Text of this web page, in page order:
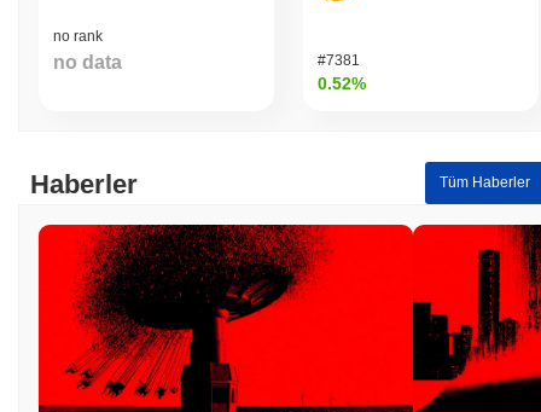
no rank
no data #7381
0.52%
Haberler Tüm Haberler